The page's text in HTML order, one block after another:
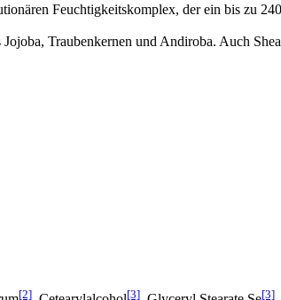
Feuchtigkeitskomplex, der ein bis zu
Traubenkernen und Andiroba. Auch
[2] [3] [3]